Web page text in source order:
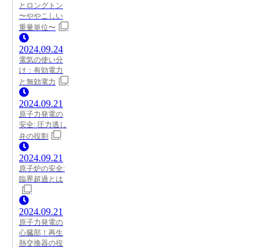
とロングトン
〜ややこしい
重量単位〜
2024.09.24
電気の使い分
け：有効電力
と無効電力
2024.09.21
原子力発電の
安全: 圧力逃し
弁の役割
2024.09.21
原子炉の安全:
臨界超過とは
2024.09.21
原子力発電の
心臓部！再生
熱交換器の役